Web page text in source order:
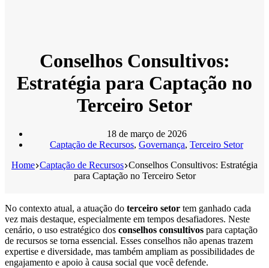
Conselhos Consultivos:
Estratégia para Captação no
Terceiro Setor
18 de março de 2026
Captação de Recursos, Governança, Terceiro Setor
Home Captação de Recursos Conselhos Consultivos: Estratégia
para Captação no Terceiro Setor
No contexto atual, a atuação do terceiro setor tem ganhado cada
vez mais destaque, especialmente em tempos desafiadores. Neste
cenário, o uso estratégico dos conselhos consultivos para captação
de recursos se torna essencial. Esses conselhos não apenas trazem
expertise e diversidade, mas também ampliam as possibilidades de
engajamento e apoio à causa social que você defende.